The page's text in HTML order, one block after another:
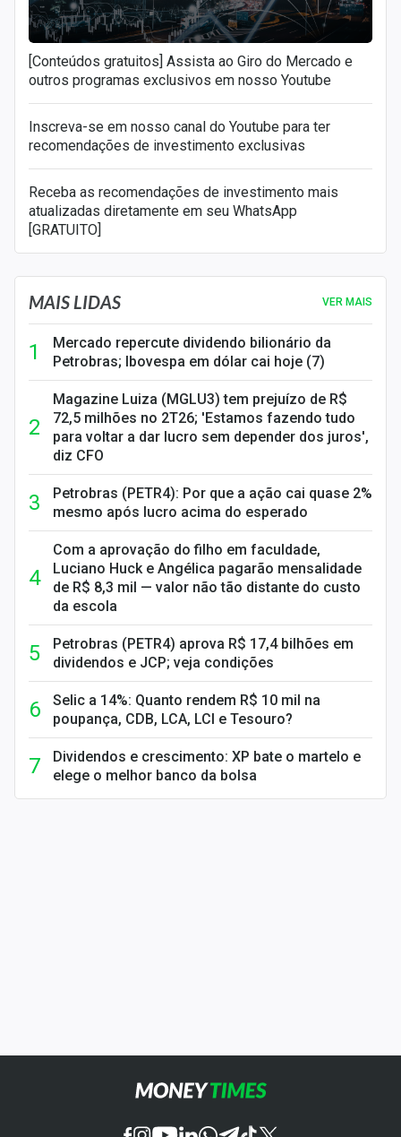
[Conteúdos gratuitos] Assista ao Giro do Mercado e
outros programas exclusivos em nosso Youtube
Inscreva-se em nosso canal do Youtube para ter
recomendações de investimento exclusivas
Receba as recomendações de investimento mais
atualizadas diretamente em seu WhatsApp
[GRATUITO]
MAIS LIDAS VER MAIS
Mercado repercute dividendo bilionário da
Petrobras; Ibovespa em dólar cai hoje (7)
Magazine Luiza (MGLU3) tem prejuízo de R$
72,5 milhões no 2T26; 'Estamos fazendo tudo
para voltar a dar lucro sem depender dos juros',
diz CFO
Petrobras (PETR4): Por que a ação cai quase 2%
mesmo após lucro acima do esperado
Com a aprovação do filho em faculdade,
Luciano Huck e Angélica pagarão mensalidade
de R$ 8,3 mil — valor não tão distante do custo
da escola
Petrobras (PETR4) aprova R$ 17,4 bilhões em
dividendos e JCP; veja condições
Selic a 14%: Quanto rendem R$ 10 mil na
poupança, CDB, LCA, LCI e Tesouro?
Dividendos e crescimento: XP bate o martelo e
elege o melhor banco da bolsa